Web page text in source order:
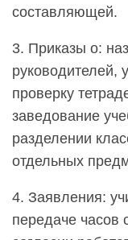
составляющей.
3. Приказы о:
руководителей,
проверку
заведование
разделении
отдельных
4. Заявления:
передаче часов